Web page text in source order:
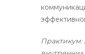
Практикум: